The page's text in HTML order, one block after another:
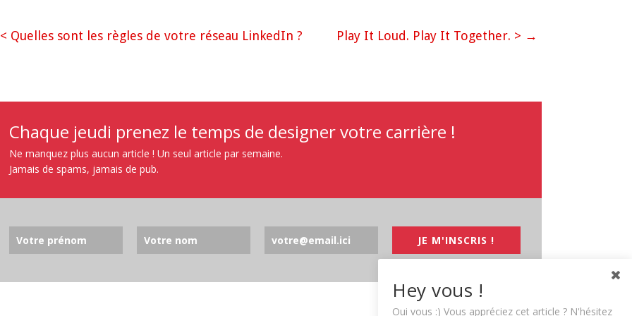
< Quelles sont les règles de votre réseau LinkedIn ? Play It Loud. Play It Together. > →
Chaque jeudi prenez le temps de designer votre carrière !
Ne manquez plus aucun article ! Un seul article par semaine.
Jamais de spams, jamais de pub.
JE M'INSCRIS !
Hey vous !
Oui vous :) Vous appréciez cet article ? N'hésitez